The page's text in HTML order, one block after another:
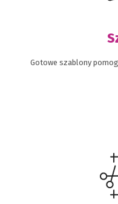
Gotowe szablony